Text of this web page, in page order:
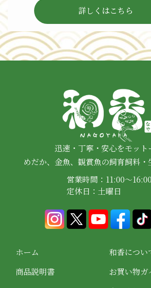
詳しくはこちら
迅速・丁寧・安心をモット
めだか、金魚、観賞魚の飼育飼料
営業時間：11:00～16:00
定休日：土曜日
ホーム
和香につい
商品説明書
お買い物ガ